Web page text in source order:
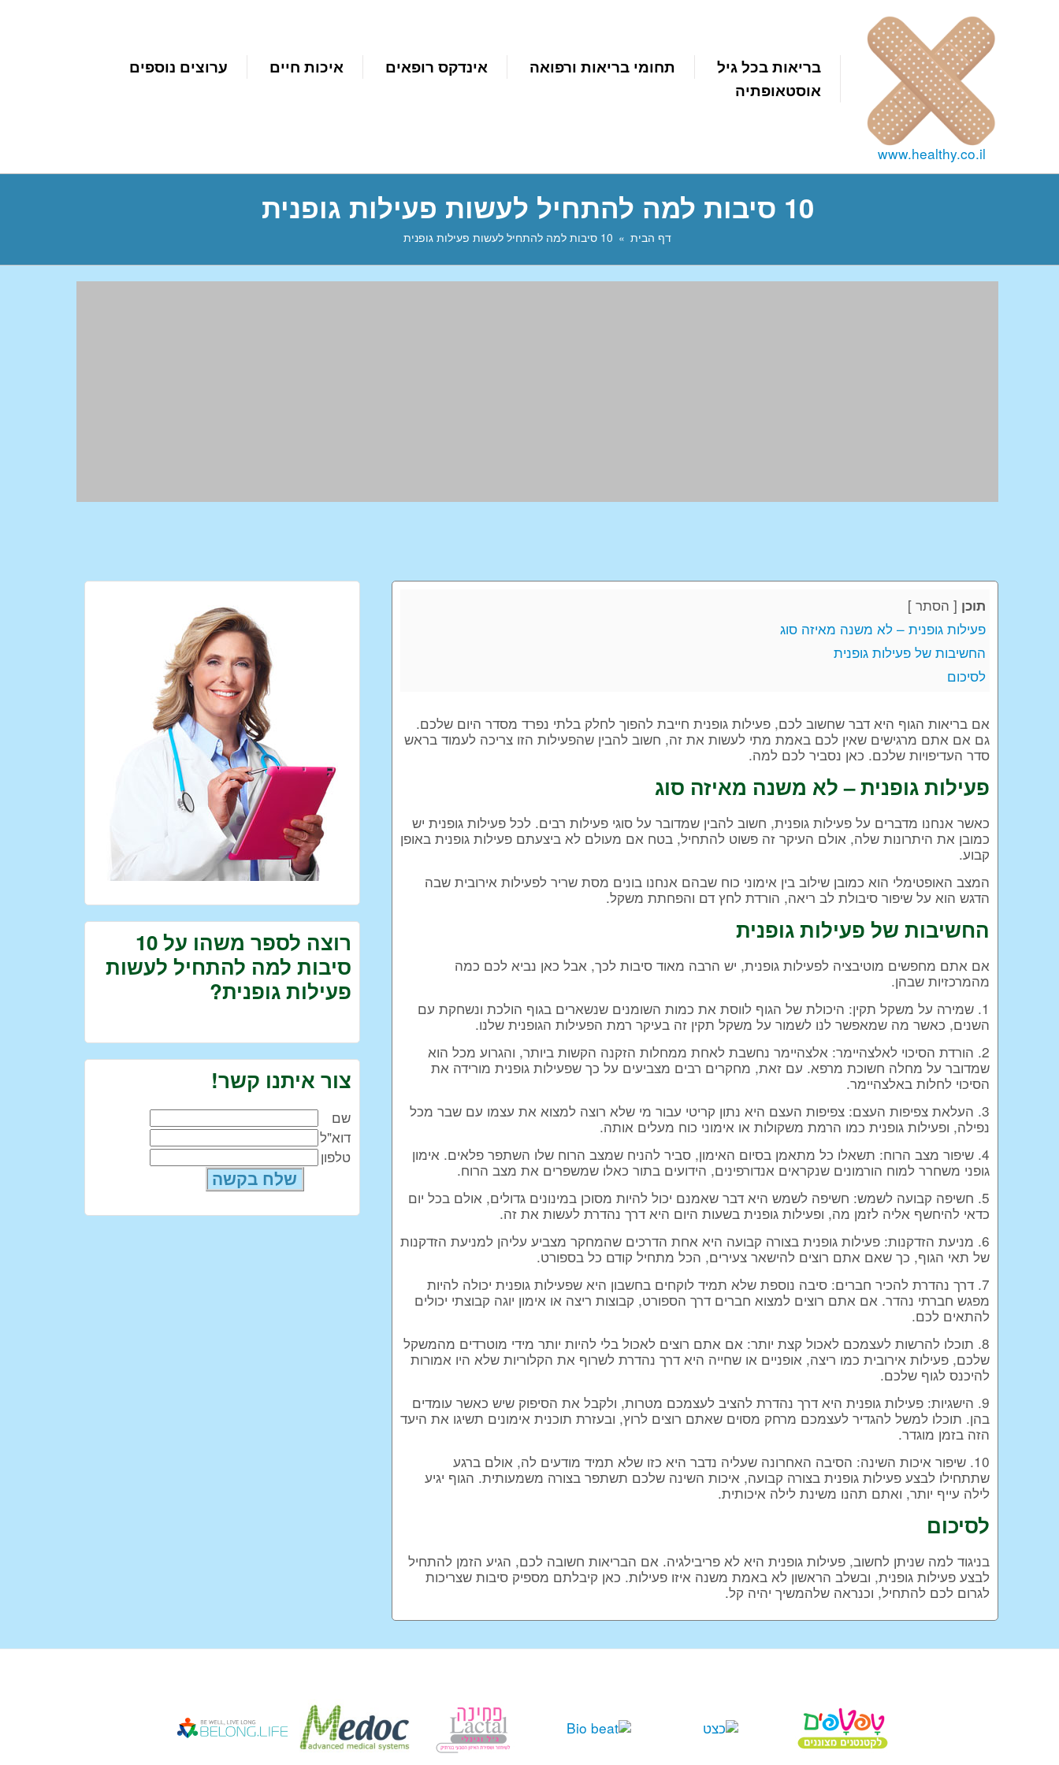
www.healthy.co.il
בריאות בכל גיל תחומי בריאות ורפואה אינדקס רופאים איכות חיים
ערוצים נוספים
אוסטאופתיה
10 סיבות למה להתחיל לעשות פעילות גופנית
דף הבית 10 סיבות למה להתחיל לעשות פעילות גופנית
תוכן [ הסתר ]
פעילות גופנית – לא משנה מאיזה סוג
החשיבות של פעילות גופנית
לסיכום
אם בריאות הגוף היא דבר שחשוב לכם, פעילות גופנית חייבת להפוך לחלק בלתי נפרד מסדר היום שלכם.
גם אם אתם מרגישים שאין לכם באמת מתי לעשות את זה, חשוב להבין שהפעילות הזו צריכה לעמוד בראש
סדר העדיפויות שלכם. כאן נסביר לכם למה.
פעילות גופנית – לא משנה מאיזה סוג
כאשר אנחנו מדברים על פעילות גופנית, חשוב להבין שמדובר על סוגי פעילות רבים. לכל פעילות גופנית יש
כמובן את היתרונות שלה, אולם העיקר זה פשוט להתחיל, בטח אם מעולם לא ביצעתם פעילות גופנית באופן
קבוע.
המצב האופטימלי הוא כמובן שילוב בין אימוני כוח שבהם אנחנו בונים מסת שריר לפעילות אירובית שבה
הדגש הוא על שיפור סיבולת לב ריאה, הורדת לחץ דם והפחתת משקל.
החשיבות של פעילות גופנית
אם אתם מחפשים מוטיבציה לפעילות גופנית, יש הרבה מאוד סיבות לכך, אבל כאן נביא לכם כמה
מהמרכזיות שבהן.
1. שמירה על משקל תקין: היכולת של הגוף לווסת את כמות השומנים שנשארים בגוף הולכת ונשחקת עם
השנים, כאשר מה שמאפשר לנו לשמור על משקל תקין זה בעיקר רמת הפעילות הגופנית שלנו.
2. הורדת הסיכוי לאלצהיימר: אלצהיימר נחשבת לאחת ממחלות הזקנה הקשות ביותר, והגרוע מכל הוא
שמדובר על מחלה חשוכת מרפא. עם זאת, מחקרים רבים מצביעים על כך שפעילות גופנית מורידה את
הסיכוי לחלות באלצהיימר.
3. העלאת צפיפות העצם: צפיפות העצם היא נתון קריטי עבור מי שלא רוצה למצוא את עצמו עם שבר מכל
נפילה, ופעילות גופנית כמו הרמת משקולות או אימוני כוח מעלים אותה.
4. שיפור מצב הרוח: תשאלו כל מתאמן בסיום האימון, סביר להניח שמצב הרוח שלו השתפר פלאים. אימון
גופני משחרר למוח הורמונים שנקראים אנדורפינים, הידועים בתור כאלו שמשפרים את מצב הרוח.
5. חשיפה קבועה לשמש: חשיפה לשמש היא דבר שאמנם יכול להיות מסוכן במינונים גדולים, אולם בכל יום
כדאי להיחשף אליה לזמן מה, ופעילות גופנית בשעות היום היא דרך נהדרת לעשות את זה.
6. מניעת הזדקנות: פעילות גופנית בצורה קבועה היא אחת הדרכים שהמחקר מצביע עליהן למניעת הזדקנות
של תאי הגוף, כך שאם אתם רוצים להישאר צעירים, הכל מתחיל קודם כל בספורט.
7. דרך נהדרת להכיר חברים: סיבה נוספת שלא תמיד לוקחים בחשבון היא שפעילות גופנית יכולה להיות
מפגש חברתי נהדר. אם אתם רוצים למצוא חברים דרך הספורט, קבוצות ריצה או אימון יוגה קבוצתי יכולים
להתאים לכם.
8. תוכלו להרשות לעצמכם לאכול קצת יותר: אם אתם רוצים לאכול בלי להיות יותר מידי מוטרדים מהמשקל
שלכם, פעילות אירובית כמו ריצה, אופניים או שחייה היא דרך נהדרת לשרוף את הקלוריות שלא היו אמורות
להיכנס לגוף שלכם.
9. הישגיות: פעילות גופנית היא דרך נהדרת להציב לעצמכם מטרות, ולקבל את הסיפוק שיש כאשר עומדים
בהן. תוכלו למשל להגדיר לעצמכם מרחק מסוים שאתם רוצים לרוץ, ובעזרת תוכנית אימונים תשיגו את היעד
הזה בזמן מוגדר.
10. שיפור איכות השינה: הסיבה האחרונה שעליה נדבר היא כזו שלא תמיד מודעים לה, אולם ברגע
שתתחילו לבצע פעילות גופנית בצורה קבועה, איכות השינה שלכם תשתפר בצורה משמעותית. הגוף יגיע
לילה עייף יותר, ואתם תהנו משינת לילה איכותית.
לסיכום
בניגוד למה שניתן לחשוב, פעילות גופנית היא לא פריבילגיה. אם הבריאות חשובה לכם, הגיע הזמן להתחיל
לבצע פעילות גופנית, ובשלב הראשון לא באמת משנה איזו פעילות. כאן קיבלתם מספיק סיבות שצריכות
לגרום לכם להתחיל, וכנראה שלהמשיך יהיה קל.
רוצה לספר משהו על 10
סיבות למה להתחיל לעשות
פעילות גופנית?
צור איתנו קשר!
שם
דוא"ל
טלפון